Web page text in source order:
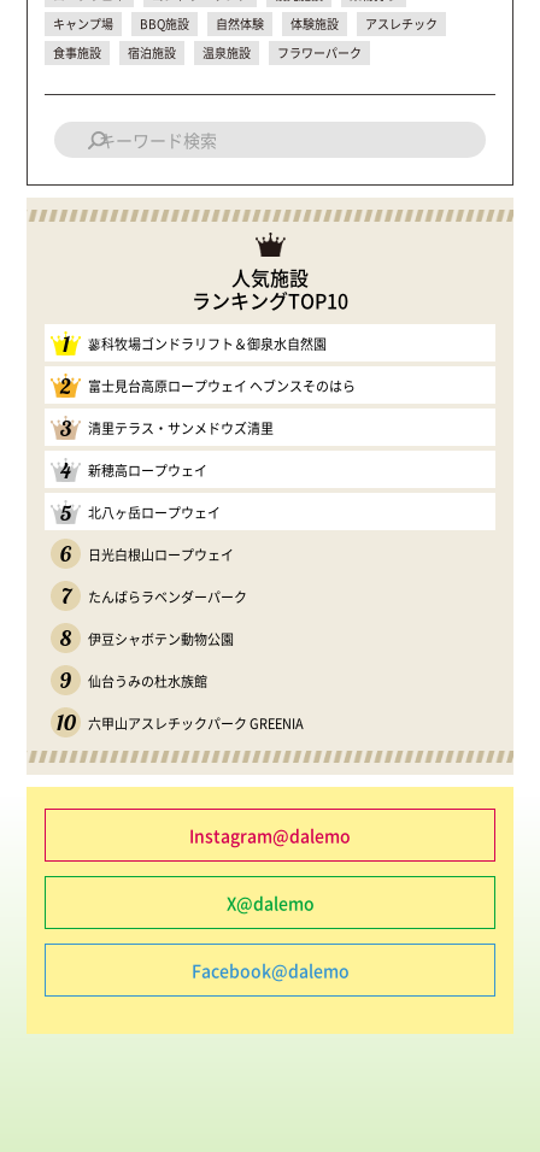
キャンプ場
BBQ施設 自然体験 体験施設
アスレチック
食事施設
宿泊施設 温泉施設 フラワーパーク
人気施設
ランキングTOP10
1 蓼科牧場ゴンドラリフト＆御泉水自然園
2 富士見台高原ロープウェイ ヘブンスそのはら
3 清里テラス・サンメドウズ清里
4 新穂高ロープウェイ
5 北八ヶ岳ロープウェイ
6 日光白根山ロープウェイ
7 たんばらラベンダーパーク
8 伊豆シャボテン動物公園
9 仙台うみの杜水族館
10 六甲山アスレチックパーク GREENIA
Instagram@dalemo
X@dalemo
Facebook@dalemo